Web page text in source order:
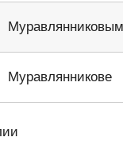
Муравлянниковым
Муравлянникове